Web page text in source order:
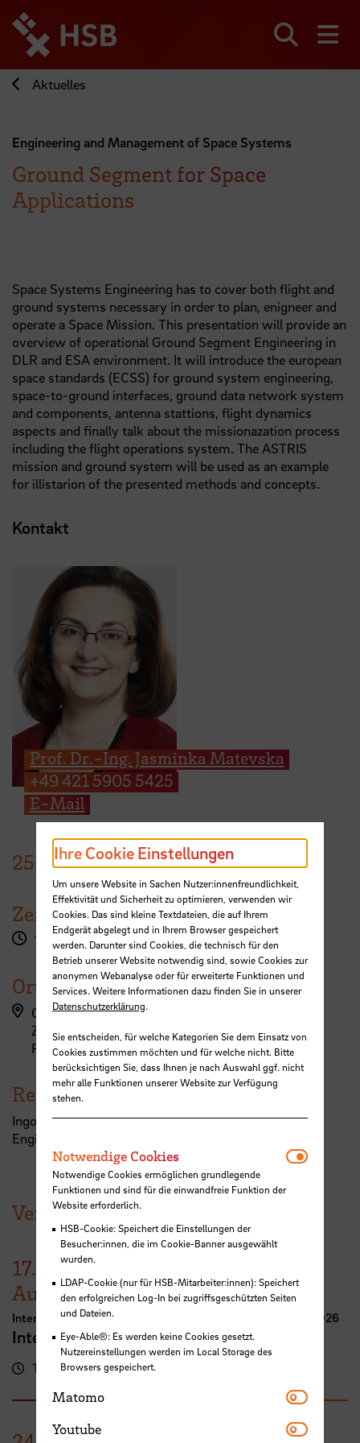
zum
Seiteninhalt
springen
Aktuelles
Engineering and Management of Space Systems
Ground Segment for Space
Applications
Space Systems Engineering has to cover both flight and
ground systems necessary in order to plan, enigneer and
operate a Space Mission. This presentation will provide an
overview of operational Ground Segment Engineering in
DLR and ESA environment. It will introduce the european
space standards (ECSS) for ground system engineering,
space-to-ground interfaces, ground data network system
and components, antenna stattions, flight dynamics
aspects and finally talk about the missionazation process
including the flight operations system. The ASTRIS
mission and ground system will be used as an example
for illistarion of the presented methods and concepts.
Kontakt
Prof. Dr.-Ing. Jasminka Matevska
+49 421 5905 5425
E-Mail
25. Januar2023
Zeit
17:00 Uhr
Ort
Campus Airportstadt, Flughafenallee (ZIMT)
ZIMT - Erdgeschoss
Raum 032a
Referent:in
Ingo Möller, Communication and Ground System
Engineer, Airbus Defence & Space
Veranstaltungen der HSB
17.
August
International Week Computer Science and Digital Media 2026
International FutureNow! Symposium
16:00 - 17:30 Uhr
Ihre Cookie Einstellungen
Um unsere Website in Sachen Nutzer:innenfreundlichkeit,
Effektivität und Sicherheit zu optimieren, verwenden wir
Cookies. Das sind kleine Textdateien, die auf Ihrem
Endgerät abgelegt und in Ihrem Browser gespeichert
werden. Darunter sind Cookies, die technisch für den
Betrieb unserer Website notwendig sind, sowie Cookies zur
anonymen Webanalyse oder für erweiterte Funktionen und
Services. Weitere Informationen dazu finden Sie in unserer
Datenschutzerklärung.
Sie entscheiden, für welche Kategorien Sie dem Einsatz von
Cookies zustimmen möchten und für welche nicht. Bitte
berücksichtigen Sie, dass Ihnen je nach Auswahl ggf. nicht
mehr alle Funktionen unserer Website zur Verfügung
stehen.
Notwendige Cookies
Notwendige Cookies ermöglichen grundlegende
Funktionen und sind für die einwandfreie Funktion der
Website erforderlich.
HSB-Cookie: Speichert die Einstellungen der
Besucher:innen, die im Cookie-Banner ausgewählt
wurden.
LDAP-Cookie (nur für HSB-Mitarbeiter:innen): Speichert
den erfolgreichen Log-In bei zugriffsgeschützten Seiten
und Dateien.
Eye-Able®: Es werden keine Cookies gesetzt.
Nutzereinstellungen werden im Local Storage des
Browsers gespeichert.
Matomo Matomo
Youtube Youtube